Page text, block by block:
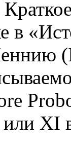
в
или XI